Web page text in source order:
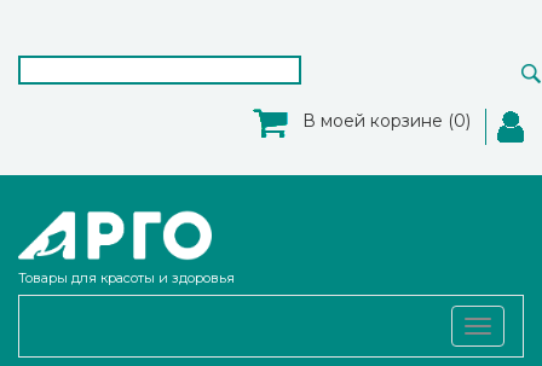
В моей корзине (0)
Товары для красоты и здоровья
Toggle